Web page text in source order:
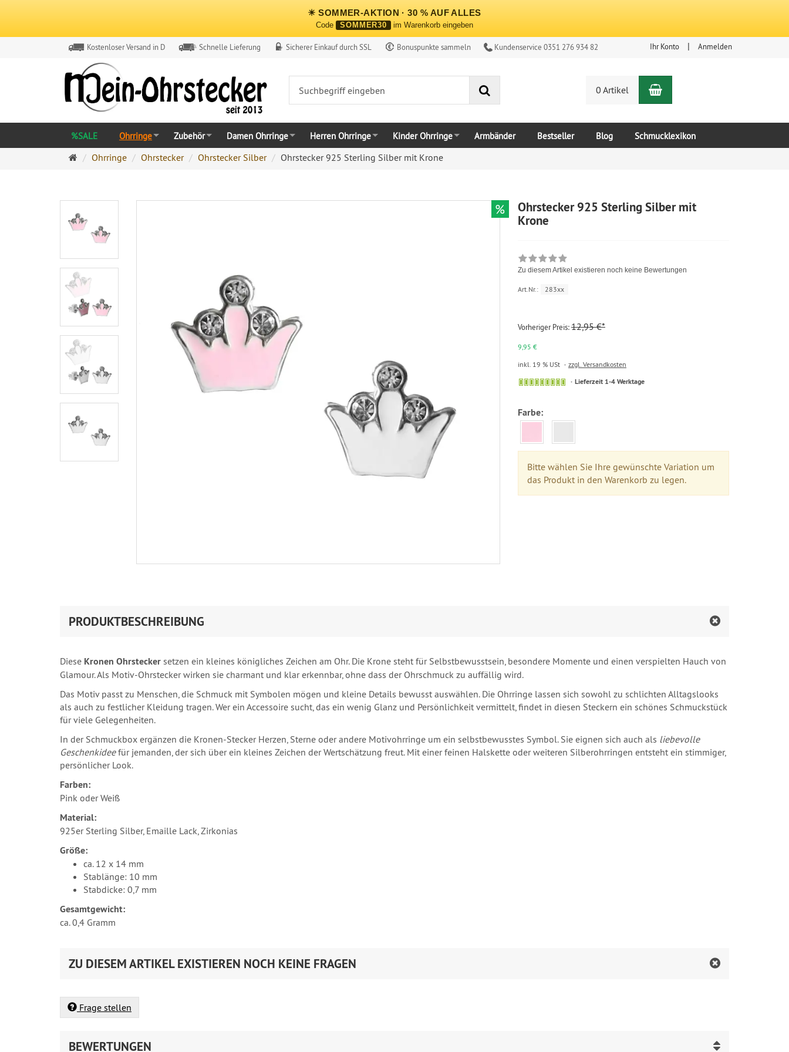
☀ SOMMER-AKTION · 30 % AUF ALLES
Code SOMMER30 im Warenkorb eingeben
Kostenloser Versand in D Schnelle Lieferung Sicherer Einkauf durch SSL Bonuspunkte sammeln Kundenservice 0351 276 934 82 Ihr Konto Anmelden
0 Artikel Warenkorb
%SALE Ohrringe Zubehör Damen Ohrringe Herren Ohrringe Kinder Ohrringe Armbänder Bestseller Blog Schmucklexikon
Ohrringe
Ohrringe Ohrstecker Ohrstecker Silber Ohrstecker 925 Sterling Silber mit Krone
%
Ohrstecker 925 Sterling Silber mit
Krone
Zu diesem Artikel existieren noch keine Bewertungen
Art.Nr.: 283xx
Vorheriger Preis:12,95 €*
9,95 €
inkl. 19 % USt
zzgl. Versandkosten
Lieferzeit 1-4 Werktage
Farbe:
Bitte wählen Sie Ihre gewünschte Variation um
das Produkt in den Warenkorb zu legen.
PRODUKTBESCHREIBUNG
Diese Kronen Ohrstecker setzen ein kleines königliches Zeichen am Ohr. Die Krone steht für Selbstbewusstsein, besondere Momente und einen verspielten Hauch von
Glamour. Als Motiv-Ohrstecker wirken sie charmant und klar erkennbar, ohne dass der Ohrschmuck zu auffällig wird.
Das Motiv passt zu Menschen, die Schmuck mit Symbolen mögen und kleine Details bewusst auswählen. Die Ohrringe lassen sich sowohl zu schlichten Alltagslooks
als auch zu festlicher Kleidung tragen. Wer ein Accessoire sucht, das ein wenig Glanz und Persönlichkeit vermittelt, findet in diesen Steckern ein schönes Schmuckstück
für viele Gelegenheiten.
In der Schmuckbox ergänzen die Kronen-Stecker Herzen, Sterne oder andere Motivohrringe um ein selbstbewusstes Symbol. Sie eignen sich auch als liebevolle
Geschenkideefür jemanden, der sich über ein kleines Zeichen der Wertschätzung freut. Mit einer feinen Halskette oder weiteren Silberohrringen entsteht ein stimmiger,
persönlicher Look.
Farben:
Pink oder Weiß
Material:
925er Sterling Silber, Emaille Lack, Zirkonias
Größe:
ca. 12 x 14 mm
Stablänge: 10 mm
Stabdicke: 0,7 mm
Gesamtgewicht:
ca. 0,4 Gramm
ZU DIESEM ARTIKEL EXISTIEREN NOCH KEINE FRAGEN
Frage stellen
BEWERTUNGEN